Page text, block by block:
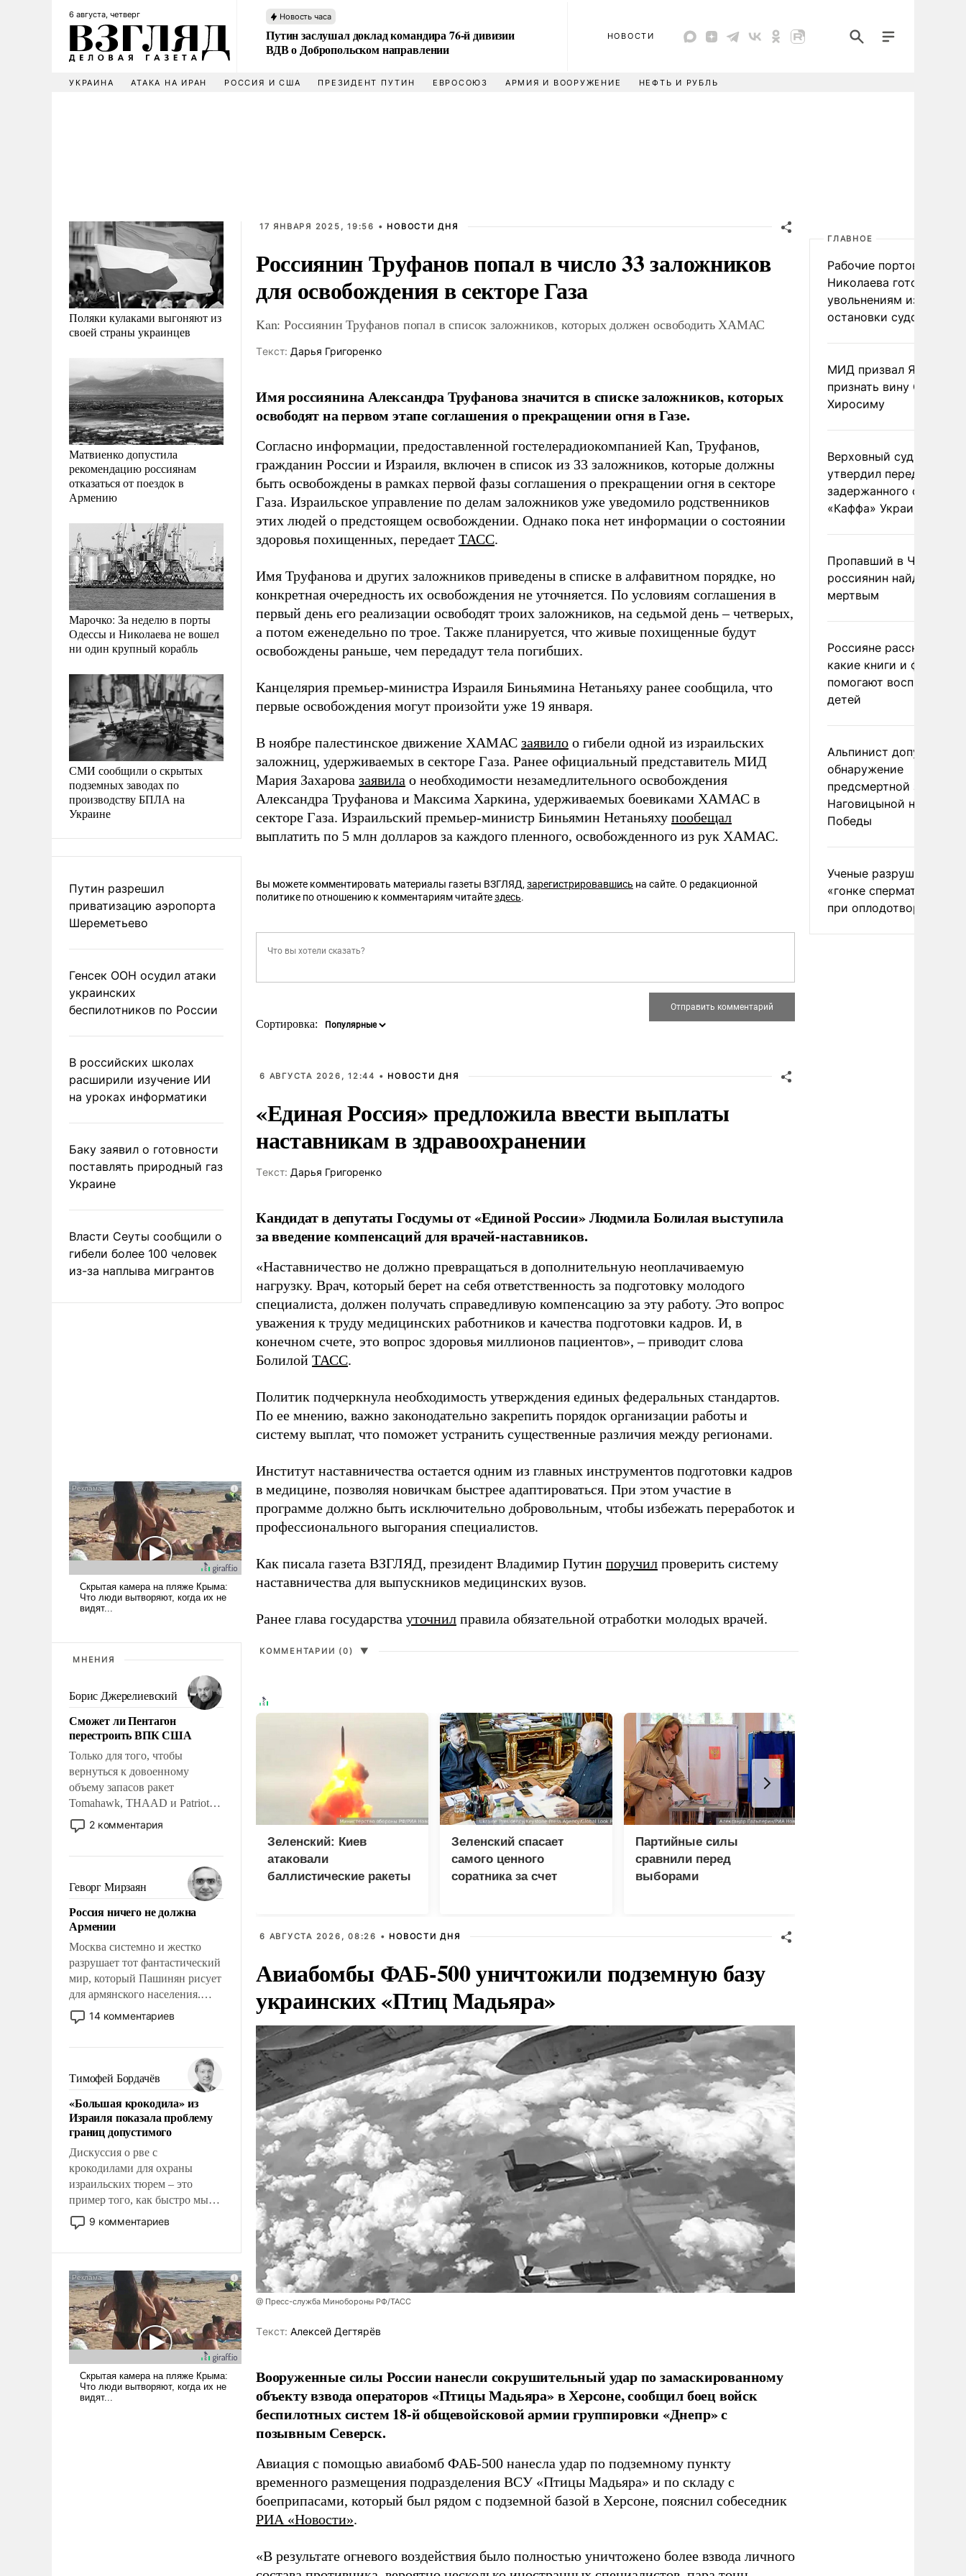
6 августа, четверг Новость часа
Путин заслушал доклад командира 76-й дивизии
ВДВ о Добропольском направлении
НОВОСТИ
УКРАИНА АТАКА НА ИРАН РОССИЯ И США ПРЕЗИДЕНТ ПУТИН ЕВРОСОЮЗ АРМИЯ И ВООРУЖЕНИЕ НЕФТЬ И РУБЛЬ
Поляки кулаками выгоняют из
своей страны украинцев
Матвиенко допустила
рекомендацию россиянам
отказаться от поездок в
Армению
Марочко: За неделю в порты
Одессы и Николаева не вошел
ни один крупный корабль
СМИ сообщили о скрытых
подземных заводах по
производству БПЛА на
Украине
Путин разрешил
приватизацию аэропорта
Шереметьево
Генсек ООН осудил атаки
украинских
беспилотников по России
В российских школах
расширили изучение ИИ
на уроках информатики
Баку заявил о готовности
поставлять природный газ
Украине
Власти Сеуты сообщили о
гибели более 100 человек
из-за наплыва мигрантов
МНЕНИЯ
Борис Джерелиевский
Сможет ли Пентагон
перестроить ВПК США
Только для того, чтобы
вернуться к довоенному
объему запасов ракет
Tomahawk, THAAD и Patriot
США потребуется более трех
лет. Даже небольшая война с
Сложившаяся ситуация
означает многолетний период
уязвимости США, например,
перед Китаем.
2 комментария
Геворг Мирзаян
Россия ничего не должна
Армении
Москва системно и жестко
разрушает тот фантастический
мир, который Пашинян рисует
для армянского населения.
Мир, где политические
прожекты будут безусловно
налогоплательщиков и где
Еревану за свои поступки не
нужно отвечать.
14 комментариев
Тимофей Бордачёв
«Большая крокодила» из
Израиля показала проблему
границ допустимого
Дискуссия о рве с
крокодилами для охраны
израильских тюрем – это
пример того, как быстро мы
двигаемся по пути
революционных изменений.
псевдонаучной фантастики,
стало всерьез обсуждаемой
идеей.
9 комментариев
17 ЯНВАРЯ 2025, 19:56 • НОВОСТИ ДНЯ
Россиянин Труфанов попал в число 33 заложников
для освобождения в секторе Газа
Kan: Россиянин Труфанов попал в список заложников, которых должен освободить ХАМАС
Tекст: Дарья Григоренко
Имя россиянина Александра Труфанова значится в списке заложников, которых
освободят на первом этапе соглашения о прекращении огня в Газе.
Согласно информации, предоставленной гостелерадиокомпанией Kan, Труфанов,
гражданин России и Израиля, включен в список из 33 заложников, которые должны
быть освобождены в рамках первой фазы соглашения о прекращении огня в секторе
Газа. Израильское управление по делам заложников уже уведомило родственников
этих людей о предстоящем освобождении. Однако пока нет информации о состоянии
здоровья похищенных, передает ТАСС.
Имя Труфанова и других заложников приведены в списке в алфавитном порядке, но
конкретная очередность их освобождения не уточняется. По условиям соглашения в
первый день его реализации освободят троих заложников, на седьмой день – четверых,
а потом еженедельно по трое. Также планируется, что живые похищенные будут
освобождены раньше, чем передадут тела погибших.
Канцелярия премьер-министра Израиля Биньямина Нетаньяху ранее сообщила, что
первые освобождения могут произойти уже 19 января.
В ноябре палестинское движение ХАМАС заявило о гибели одной из израильских
заложниц, удерживаемых в секторе Газа. Ранее официальный представитель МИД
Мария Захарова заявила о необходимости незамедлительного освобождения
Александра Труфанова и Максима Харкина, удерживаемых боевиками ХАМАС в
секторе Газа. Израильский премьер-министр Биньямин Нетаньяху пообещал
выплатить по 5 млн долларов за каждого пленного, освобожденного из рук ХАМАС.
Вы можете комментировать материалы газеты ВЗГЛЯД, зарегистрировавшись на сайте. О редакционной
политике по отношению к комментариям читайтездесь.
Сортировка:
6 АВГУСТА 2026, 12:44 • НОВОСТИ ДНЯ
«Единая Россия» предложила ввести выплаты
наставникам в здравоохранении
Tекст: Дарья Григоренко
Кандидат в депутаты Госдумы от «Единой России» Людмила Болилая выступила
за введение компенсаций для врачей-наставников.
«Наставничество не должно превращаться в дополнительную неоплачиваемую
нагрузку. Врач, который берет на себя ответственность за подготовку молодого
специалиста, должен получать справедливую компенсацию за эту работу. Это вопрос
уважения к труду медицинских работников и качества подготовки кадров. И, в
конечном счете, это вопрос здоровья миллионов пациентов», – приводит слова
Болилой ТАСС.
Политик подчеркнула необходимость утверждения единых федеральных стандартов.
По ее мнению, важно законодательно закрепить порядок организации работы и
систему выплат, что поможет устранить существенные различия между регионами.
Институт наставничества остается одним из главных инструментов подготовки кадров
в медицине, позволяя новичкам быстрее адаптироваться. При этом участие в
программе должно быть исключительно добровольным, чтобы избежать переработок и
профессионального выгорания специалистов.
Как писала газета ВЗГЛЯД, президент Владимир Путин поручил проверить систему
наставничества для выпускников медицинских вузов.
Ранее глава государства уточнил правила обязательной отработки молодых врачей.
КОММЕНТАРИИ (0) ▼
Зеленский: Киев
атаковали
баллистические ракеты
Зеленский спасает
самого ценного
соратника за счет
Партийные силы
сравнили перед
выборами
6 АВГУСТА 2026, 08:26 • НОВОСТИ ДНЯ
Авиабомбы ФАБ-500 уничтожили подземную базу
украинских «Птиц Мадьяра»
@ Пресс-служба Минобороны РФ/ТАСС
Tекст: Алексей Дегтярёв
Вооруженные силы России нанесли сокрушительный удар по замаскированному
объекту взвода операторов «Птицы Мадьяра» в Херсоне, сообщил боец войск
беспилотных систем 18-й общевойсковой армии группировки «Днепр» с
позывным Северск.
Авиация с помощью авиабомб ФАБ-500 нанесла удар по подземному пункту
временного размещения подразделения ВСУ «Птицы Мадьяра» и по складу с
боеприпасами, который был рядом с подземной базой в Херсоне, пояснил собеседник
РИА «Новости».
«В результате огневого воздействия было полностью уничтожено более взвода личного
ГЛАВНОЕ
Рабочие портов
Николаева готовятся к
увольнениям из-за
остановки судоходства
МИД призвал Японию
признать вину США за
Хиросиму
Верховный суд Швеции
утвердил передачу
задержанного
«Каффа» Украине
Пропавший в
россиянин найден
мертвым
Россияне рассказали,
какие книги и фильмы
помогают воспитывать
детей
Альпинист допустил
обнаружение
предсмертной записки
Наговицыной на пике
Победы
Ученые разрушили миф
«гонке
при оплодотворении